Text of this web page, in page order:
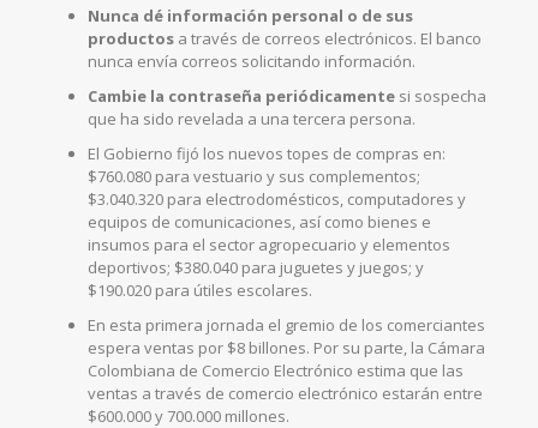
Nunca dé información personal o de sus
productos a través de correos electrónicos. El banco
nunca envía correos solicitando información.
Cambie la contraseña periódicamente si sospecha
que ha sido revelada a una tercera persona.
El Gobierno fijó los nuevos topes de compras en:
$760.080 para vestuario y sus complementos;
$3.040.320 para electrodomésticos, computadores y
equipos de comunicaciones, así como bienes e
insumos para el sector agropecuario y elementos
deportivos; $380.040 para juguetes y juegos; y
$190.020 para útiles escolares.
En esta primera jornada el gremio de los comerciantes
espera ventas por $8 billones. Por su parte, la Cámara
Colombiana de Comercio Electrónico estima que las
ventas a través de comercio electrónico estarán entre
$600.000 y 700.000 millones.